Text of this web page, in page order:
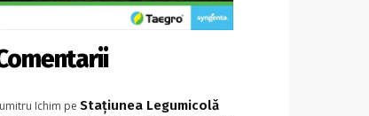
Ichim pe Stațiunea Legumicolă